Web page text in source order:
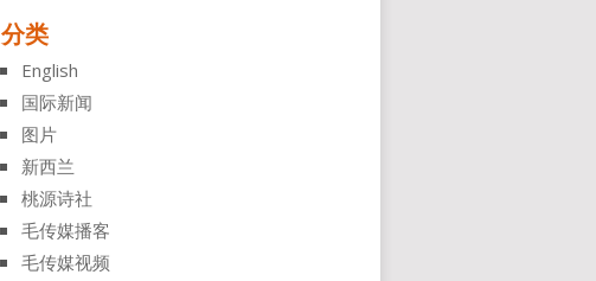
分类
English
国际新闻
图片
新西兰
桃源诗社
毛传媒播客
毛传媒视频